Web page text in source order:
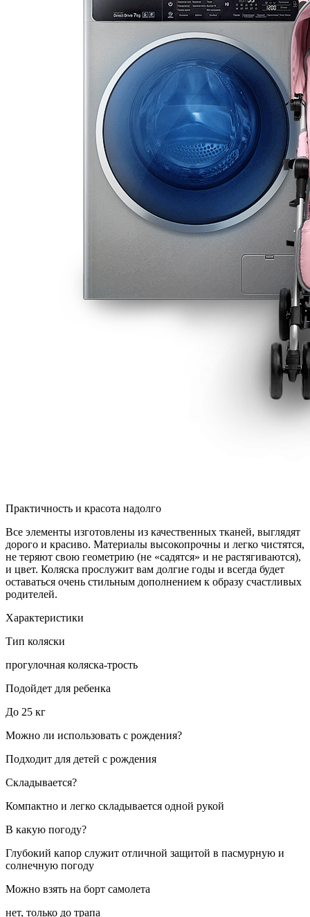
Практичность и красота надолго
Все элементы изготовлены из качественных тканей, выглядят
дорого и красиво. Материалы высокопрочны и легко чистятся,
не теряют свою геометрию (не «садятся» и не растягиваются),
и цвет. Коляска прослужит вам долгие годы и всегда будет
оставаться очень стильным дополнением к образу счастливых
родителей.
Характеристики
Тип коляски
прогулочная коляска-трость
Подойдет для ребенка
До 25 кг
Можно ли использовать с рождения?
Подходит для детей с рождения
Складывается?
Компактно и легко складывается одной рукой
В какую погоду?
Глубокий капор служит отличной защитой в пасмурную и
солнечную погоду
Можно взять на борт самолета
нет, только до трапа